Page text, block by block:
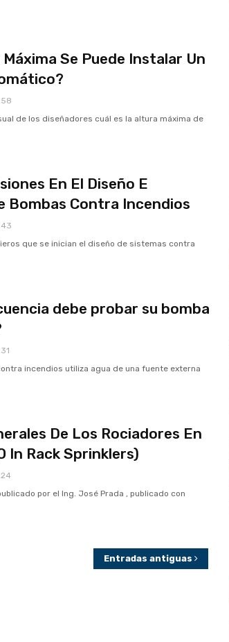
Se Puede Instalar Un
de los diseñadores cuál es la altura máxima de
En El Diseño E
Bombas Contra Incendios
que se inician el diseño de sistemas contra
debe probar su bomba
incendios utiliza agua de una fuente externa
De Los Rociadores En
In Rack Sprinklers)
por el Ing. José Prada , publicado con
Entradas antiguas